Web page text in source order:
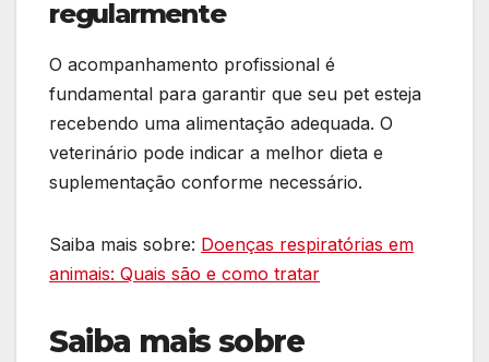
regularmente
O acompanhamento profissional é
fundamental para garantir que seu pet esteja
recebendo uma alimentação adequada. O
veterinário pode indicar a melhor dieta e
suplementação conforme necessário.
Saiba mais sobre: Doenças respiratórias em
animais: Quais são e como tratar
Saiba mais sobre